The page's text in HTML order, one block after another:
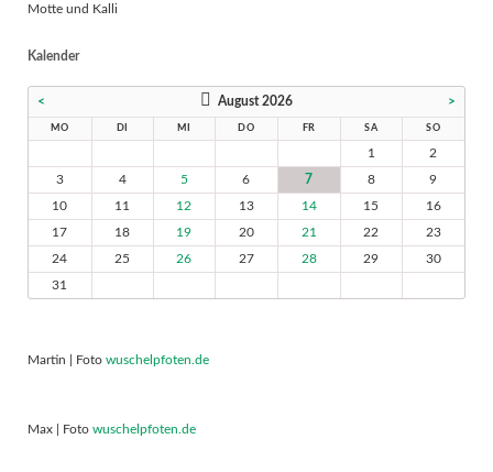
Motte und Kalli
Kalender
< August 2026 >
MO DI MI DO FR SA SO
1
2
3
4 5 6 7 8
9
10
11 12 13 14 15
16
17
18 19 20 21 22
23
24
25 26 27 28 29
30
31
Martin | Foto wuschelpfoten.de
Max | Foto wuschelpfoten.de